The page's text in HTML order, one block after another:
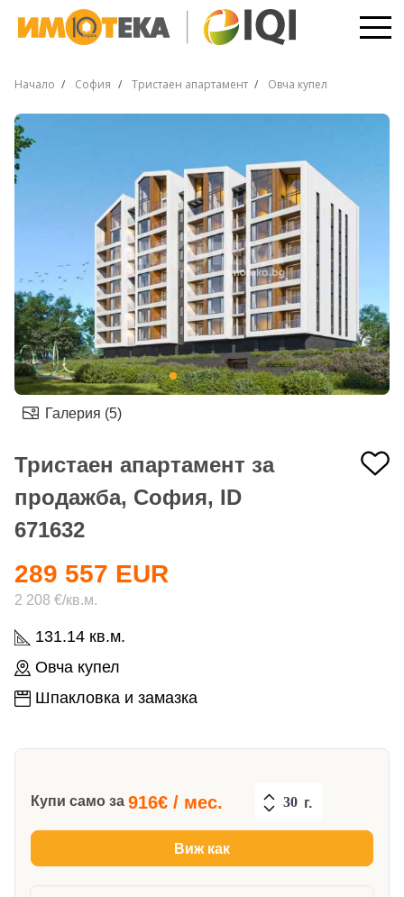
Начало София Тристаен апартамент Овча купел
Галерия (5)
Тристаен апартамент за
продажба, София, ID
671632
131.14 кв.м.
Овча купел
Шпакловка и замазка
289 557 EUR
2 208 €/кв.м.
Купи само за 916€ / мес. г.
Виж как